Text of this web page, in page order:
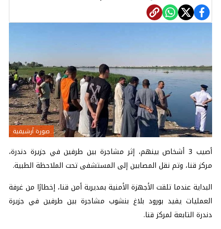
صورة أرشيفية
أصيب 3 أشخاص بينهم، إثر مشاجرة بين طرفين في جزيرة دندرة،
مركز قنا، وتم نقل المصابين إلى المستشفى تحت الملاحظة الطبية.
البداية عندما تلقت الأجهزة الأمنية بمديرية أمن قنا، إخطارًا من غرفة
العمليات يفيد بورود بلاغ بنشوب مشاجرة بين طرفين في جزيرة
دندرة التابعة لمركز قنا.